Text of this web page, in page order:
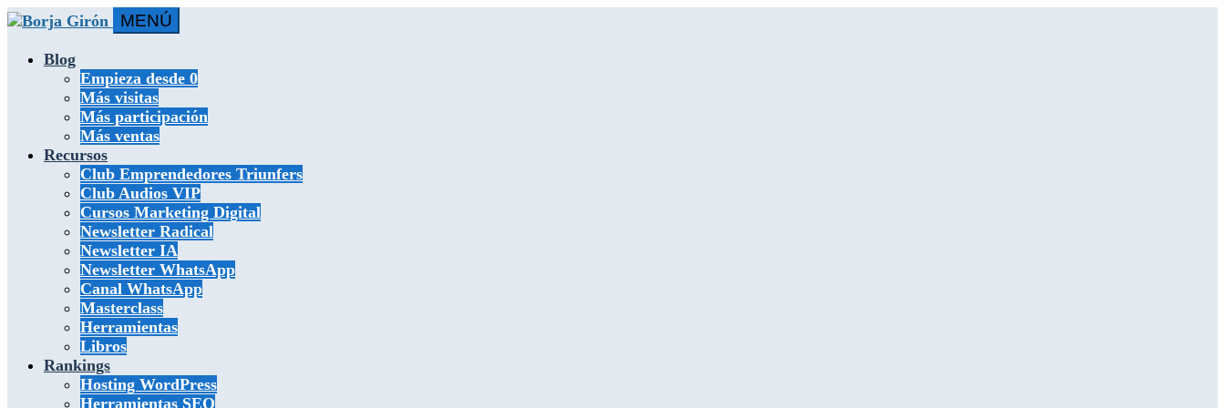
MENÚ
Blog
Empieza desde 0
Más visitas
Más participación
Más ventas
Recursos
Club Emprendedores Triunfers
Club Audios VIP
Cursos Marketing Digital
Newsletter Radical
Newsletter IA
Newsletter WhatsApp
Canal WhatsApp
Masterclass
Herramientas
Libros
Rankings
Hosting WordPress
Herramientas SEO